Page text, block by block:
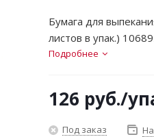
Бумага для
листов в упак.)
Подробнее
126 руб./
Под заказ